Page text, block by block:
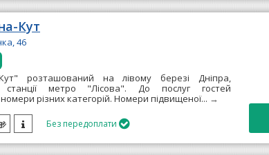
Кут
46
розташований на лівому березі Дніпра,
станції метро "Лісова". До послуг гостей
різних категорій. Номери підвищеної... →
Без передоплати